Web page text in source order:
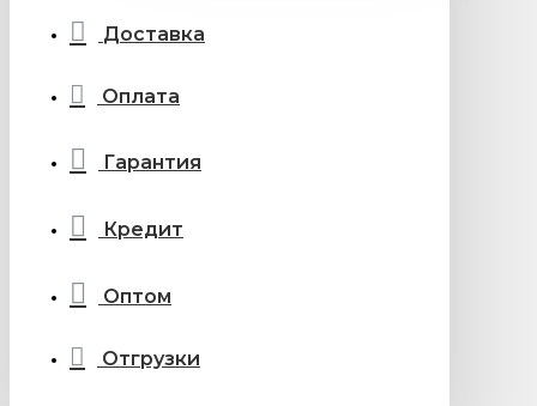
Доставка
Оплата
Гарантия
Кредит
Оптом
Отгрузки